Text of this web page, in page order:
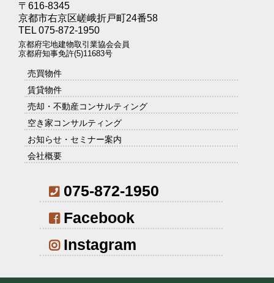
〒616-8345
京都市右京区嵯峨折戸町24番58
TEL 075-872-1950
京都府宅地建物取引業協会会員
京都府知事免許(5)11683号
売買物件
賃貸物件
売却・不動産コンサルティング
空き家コンサルティング
お知らせ・セミナー案内
会社概要
075-872-1950
Facebook
Instagram